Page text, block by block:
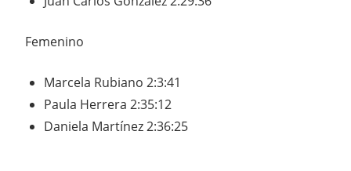
Femenino
Marcela Rubiano 2:3:41
Paula Herrera 2:35:12
Daniela Martínez 2:36:25